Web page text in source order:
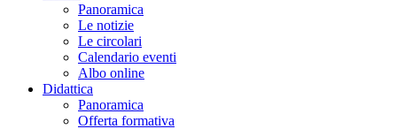
Panoramica
Le notizie
Le circolari
Calendario eventi
Albo online
Didattica
Panoramica
Offerta formativa